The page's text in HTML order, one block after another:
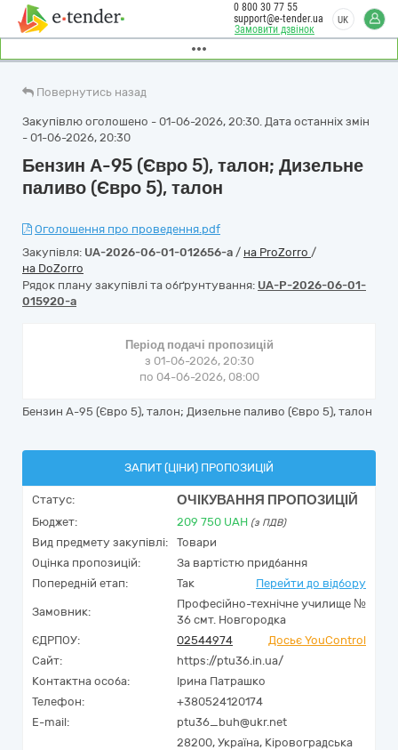
Замовити дзвінок
0 800 30 77 55
support@e-tender.ua
UK
Повернутись назад
Закупівлю оголошено - 01-06-2026, 20:30. Дата останніх змін
- 01-06-2026, 20:30
Бензин А-95 (Євро 5), талон; Дизельне
паливо (Євро 5), талон
Оголошення про проведення.pdf
Закупівля: UA-2026-06-01-012656-a / на ProZorro /
на DoZorro
Рядок плану закупівлі та обґрунтування: UA-P-2026-06-01-
015920-a
Період подачі пропозицій
з 01-06-2026, 20:30
по 04-06-2026, 08:00
Бензин А-95 (Євро 5), талон; Дизельне паливо (Євро 5), талон
ЗАПИТ (ЦІНИ) ПРОПОЗИЦІЙ
Статус: ОЧІКУВАННЯ ПРОПОЗИЦІЙ
Бюджет: 209 750 UAH (з ПДВ)
Вид предмету закупівлі:
Товари
Оцінка пропозицій:
За вартістю придбання
Попередній етап:
Так Перейти до відбору
Замовник:
Професійно-технічне училище №
36 смт. Новгородка
ЄДРПОУ:
02544974
Досьє YouControl
Сайт:
https://ptu36.in.ua/
Контактна особа:
Ірина Патрашко
Телефон:
+380524120174
E-mail:
ptu36_buh@ukr.net
28200, Україна, Кіровоградська